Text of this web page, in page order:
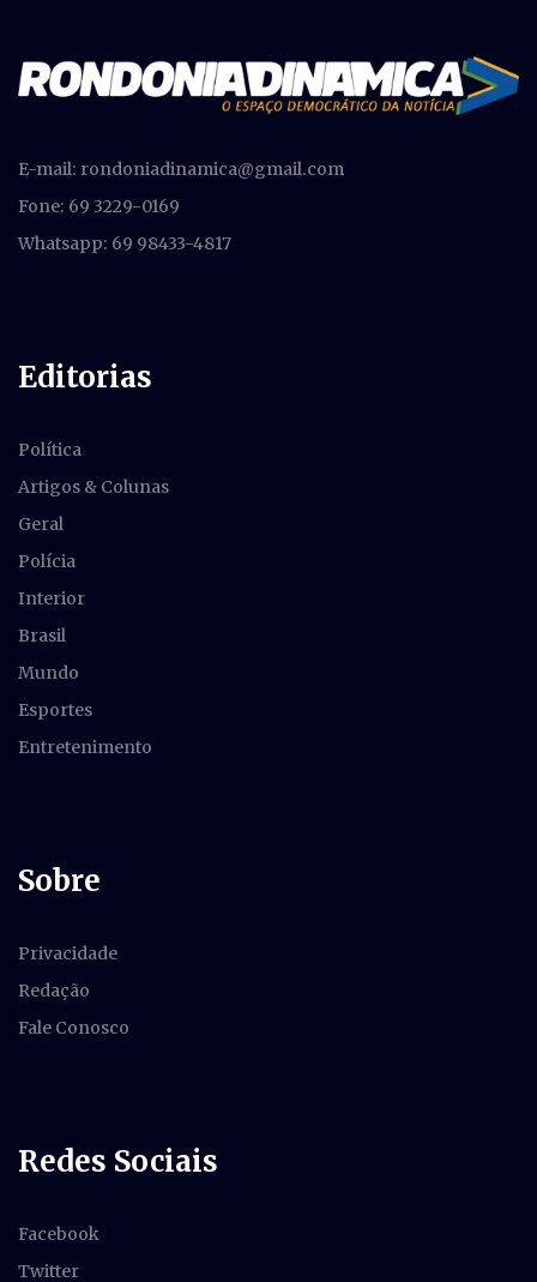
E-mail: rondoniadinamica@gmail.com
Fone: 69 3229-0169
Whatsapp: 69 98433-4817
Editorias
Política
Artigos & Colunas
Geral
Polícia
Interior
Brasil
Mundo
Esportes
Entretenimento
Sobre
Privacidade
Redação
Fale Conosco
Redes Sociais
Facebook
Twitter